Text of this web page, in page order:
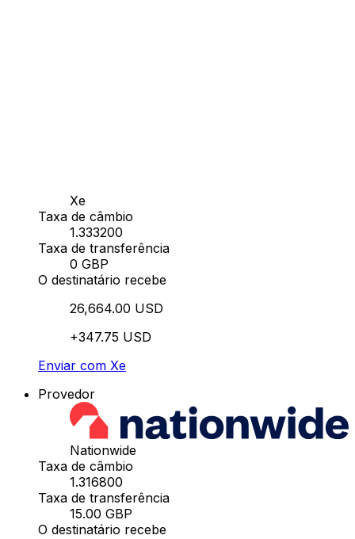
Xe
Taxa de câmbio
1.333200
Taxa de transferência
0 GBP
O destinatário recebe
26,664.00 USD
+347.75 USD
Enviar com Xe
Provedor
Nationwide
Taxa de câmbio
1.316800
Taxa de transferência
15.00 GBP
O destinatário recebe